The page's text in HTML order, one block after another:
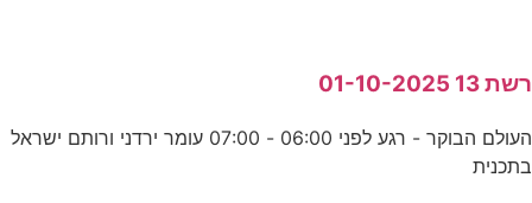
רשת 13 01-10-2025
העולם הבוקר - רגע לפני 06:00 - 07:00 עומר ירדני ורותם ישראל
בתכנית